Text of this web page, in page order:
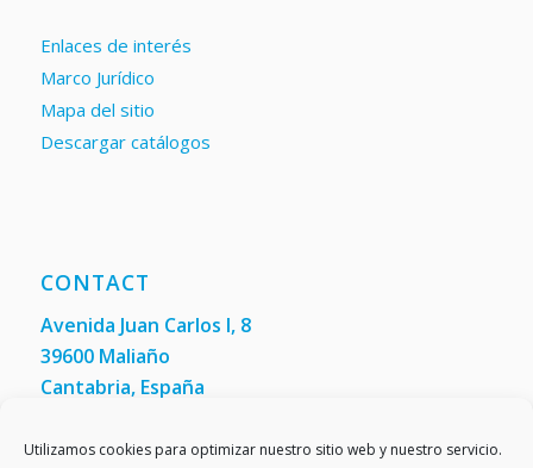
Utilizamos cookies para optimizar nuestro sitio web y nuestro servicio.
Enlaces de interés
Marco Jurídico
Mapa del sitio
Descargar catálogos
CONTACT
Avenida Juan Carlos I, 8
39600 Maliaño
Cantabria, España
Fax:(+34) 942 200 148